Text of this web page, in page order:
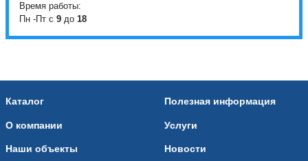
Время работы:
Пн -Пт с 9 до 18
Каталог
О компании
Наши объекты
Полезная информация
Услуги
Новости